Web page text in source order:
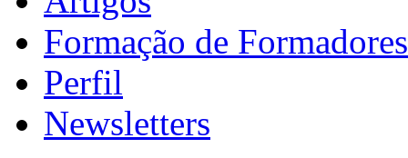
Formação de Formadores
Perfil
Newsletters